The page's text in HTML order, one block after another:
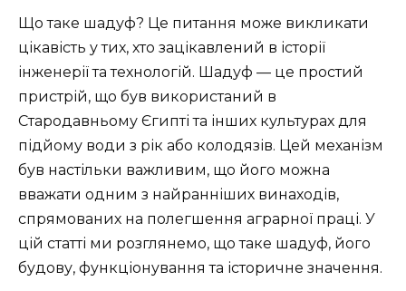
Що таке шадуф? Це питання може викликати
цікавість у тих, хто зацікавлений в історії
інженерії та технологій. Шадуф — це простий
пристрій, що був використаний в
Стародавньому Єгипті та інших культурах для
підйому води з рік або колодязів. Цей механізм
був настільки важливим, що його можна
вважати одним з найранніших винаходів,
спрямованих на полегшення аграрної праці. У
цій статті ми розглянемо, що таке шадуф, його
будову, функціонування та історичне значення.